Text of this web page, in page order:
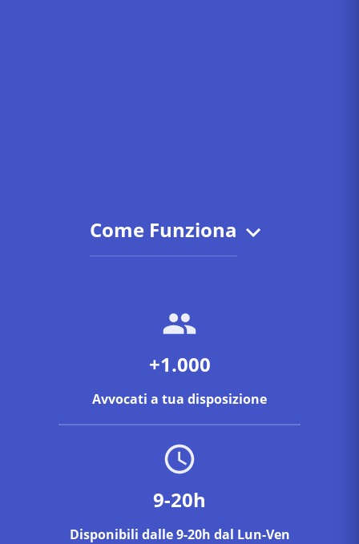
Come Funziona
+1.000
Avvocati a tua disposizione
9-20h
Disponibili dalle 9-20h dal Lun-Ven